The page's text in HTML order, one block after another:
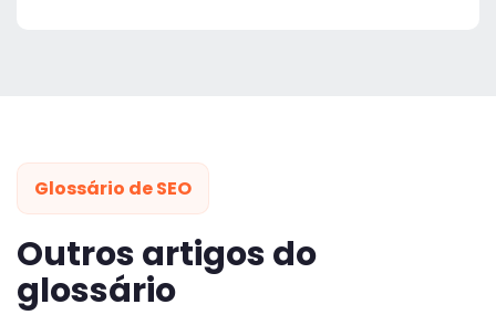
Glossário de SEO
Outros artigos do
glossário